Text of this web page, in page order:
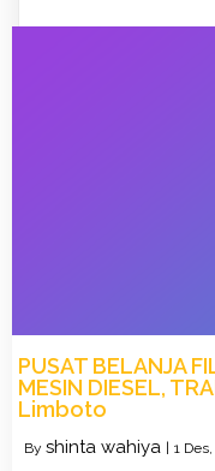
PUSAT BELANJA
MESIN DIESEL,
Limboto
By shinta wahiya 1